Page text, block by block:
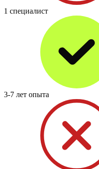
1 специалист
3-7 лет опыта